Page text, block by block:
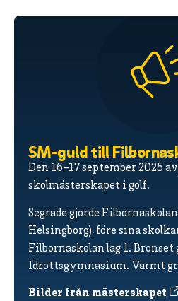
SM-guld till
Den 16–17 september 2025
skolmästerskapet i golf.
Segrade gjorde Filbornaskolan
Helsingborg), före sina
Filbornaskolan lag 1.
Idrottsgymnasium. Varmt
Bilder från mästerskapet